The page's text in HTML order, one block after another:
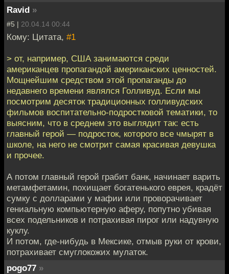
Ravid »
#5 | 20.04.14 00:44
Кому: Цитата, #1
> от, например, США занимаются среди
американцев пропагандой американских ценностей.
Мощнейшим средством этой пропаганды до
недавнего времени являлся Голливуд. Если мы
посмотрим десяток традиционных голливудских
фильмов воспитательно-подростковой тематики, то
выясним, что в среднем это выглядит так: есть
главный герой — подросток, которого все чмырят в
школе, на него не смотрит самая красивая девушка
и прочее.
А потом главный герой грабит банк, начинает варить
метамфетамин, похищает богатенького еврея, крадёт
сумку с долларами у мафии или проворачивает
гениальную компьютерную аферу, попутно убивая
всех подельников и потрахивая пирог или надувную
куклу.
И потом, где-нибудь в Мексике, отмыв руки от крови,
потрахивает смуглокожих мулаток.
pogo77 »